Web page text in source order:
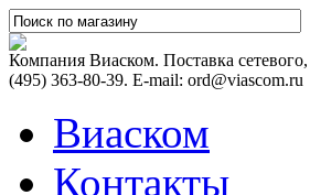
Компания Виаском. Поставка
(495) 363-80-39. E-mail: ord@viascom.ru
Виаском
Контакты